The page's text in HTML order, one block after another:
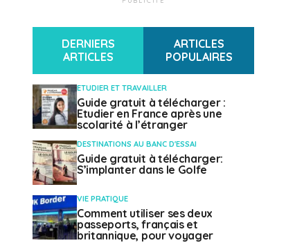
DERNIERS
ARTICLES
ARTICLES
POPULAIRES
ETUDIER ET TRAVAILLER
Guide gratuit à télécharger :
Etudier en France après une
scolarité à l’étranger
DESTINATIONS AU BANC D'ESSAI
Guide gratuit à télécharger:
S’implanter dans le Golfe
VIE PRATIQUE
Comment utiliser ses deux
passeports, français et
britannique, pour voyager